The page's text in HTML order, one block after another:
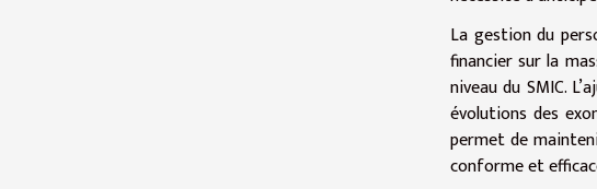
La gestion du
financier sur la
niveau du SMIC.
évolutions des
permet de
conforme et